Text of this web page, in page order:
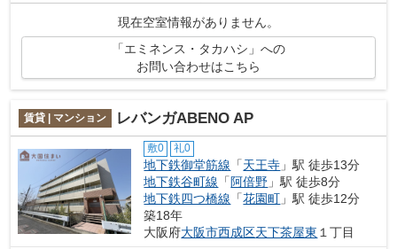
カハシの詳しい情報。より多くの不動産...
現在空室情報がありません。
「エミネンス・タカハシ」への
お問い合わせはこちら
賃貸 | マンション レバンガABENO AP
敷0 礼0
地下鉄御堂筋線 「天王寺 」駅 徒歩13分
地下鉄谷町線 「 阿倍野 」駅 徒歩8分
地下鉄四つ橋線 「花園町 」駅 徒歩12分
築18年
大阪府大阪市西成区天下茶屋東 １丁目